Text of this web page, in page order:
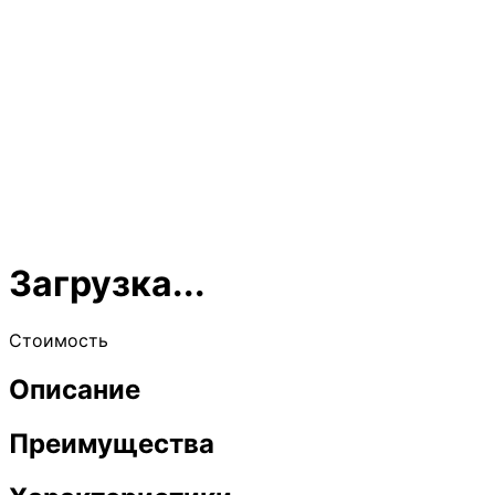
Загрузка...
Стоимость
Описание
Преимущества